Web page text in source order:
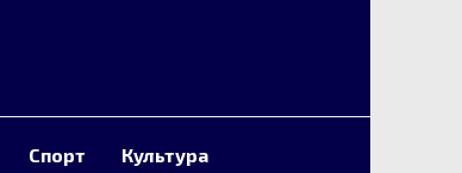
Спорт Культура